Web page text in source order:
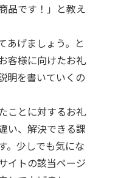
品です！」と教え
あげましょう。と
客様に向けたお礼
明を書いていくの
ことに対するお礼
い、解決できる課
。少しでも気にな
イトの該当ページ